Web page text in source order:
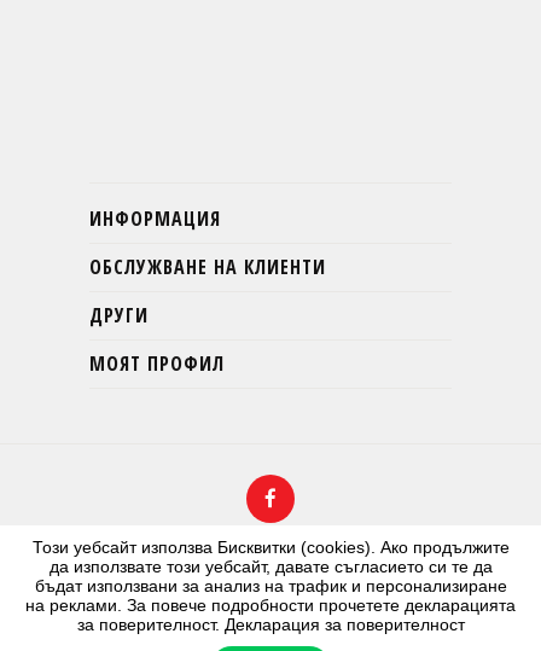
ИНФОРМАЦИЯ
ОБСЛУЖВАНЕ НА КЛИЕНТИ
ДРУГИ
МОЯТ ПРОФИЛ
Онлайн магазин от Cherry Design
Този уебсайт използва Бисквитки (cookies). Ако продължите
да използвате този уебсайт, давате съгласието си те да
бъдат използвани за анализ на трафик и персонализиране
на реклами. За повече подробности прочетете декларацията
за поверителност. Декларация за поверителност